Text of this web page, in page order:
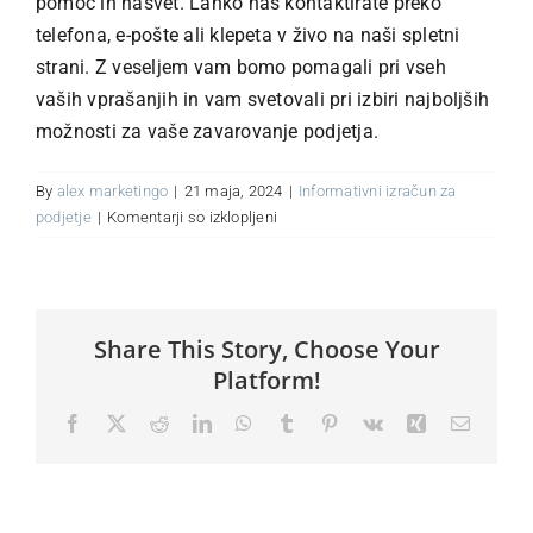
O nas
MOJ PORTAL
telefona, e-pošte ali klepeta v živo na naši spletni
strani. Z veseljem vam bomo pomagali pri vseh
vaših vprašanjih in vam svetovali pri izbiri najboljših
možnosti za vaše zavarovanje podjetja.
By alex marketingo | 21 maja, 2024 | Informativni izračun za
podjetje | Komentarji so izklopljeni
imam
dodatna
ali
Share This Story, Choose Your
Platform!
Facebook RedditLinkedInWhatsApp
Tumblr Pinterest
Vk Xing Email